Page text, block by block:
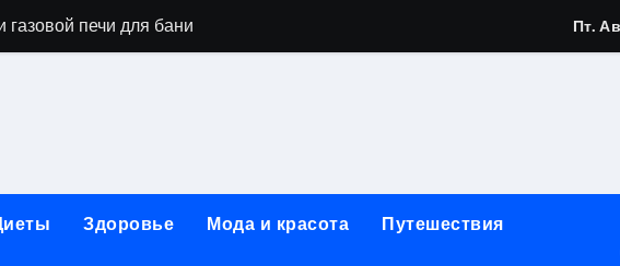
печи для бани
применения GPU-серверов
обучения и актуальные профессиональные ориентиры
реабилитации при алкогольной зависимости: персональный
Пт.
Здоровье Мода и красота Путешествия